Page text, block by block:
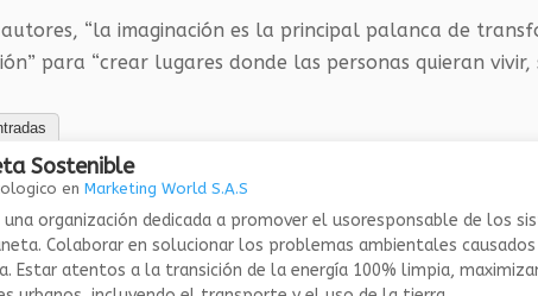
“la imaginación es la principal palanca de
para “crear lugares donde las personas quieran vivir,
Sostenible
enMarketing World S.A.S
una organización dedicada a promover el usoresponsable de los
Colaborar en solucionar los problemas ambientales
Estar atentos a la transición de la energía 100% limpia,